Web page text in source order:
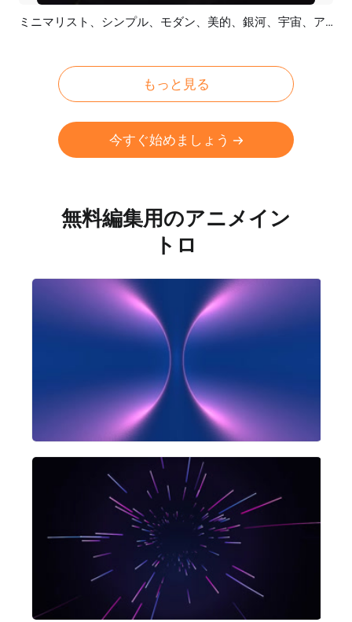
プレビュー カスタマイズ ミニマリスト、シンプル、モダン、美的、銀河、宇宙、アニメーション、YouTube イントロ
もっと見る
今すぐ始めましょう
無料編集用のアニメイン
トロ